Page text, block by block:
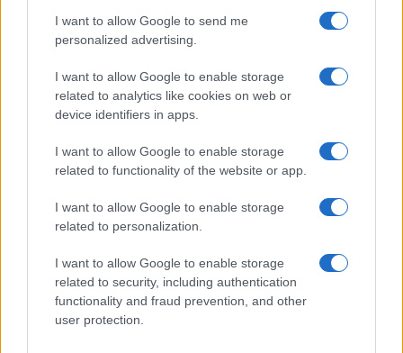
I want to allow Google to send me
personalized advertising.
I want to allow Google to enable storage
related to analytics like cookies on web or
device identifiers in apps.
I want to allow Google to enable storage
related to functionality of the website or app.
I want to allow Google to enable storage
related to personalization.
I want to allow Google to enable storage
related to security, including authentication
functionality and fraud prevention, and other
user protection.
Condividi l'articolo
F
a
ce
b
o
o
k
T
w
it
te
r
Pi
n
te
re
st
W
h
at
s
A
p
p
h
a
re
Articolo precedente
NOTIZIE RECENTI
“Sul filo del discorso”: sold out ad Olbia per il
reading su Atzeni